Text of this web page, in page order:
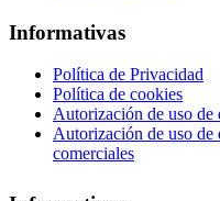
Informativas
Política de Privacidad
Política de cookies
Autorización de uso de
Autorización de uso de
comerciales